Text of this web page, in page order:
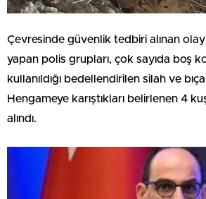
Çevresinde güvenlik tedbiri alınan
yapan polis grupları, çok sayıda boş
kullanıldığı bedellendirilen silah ve
Hengameye karıştıkları belirlenen 4
alındı.